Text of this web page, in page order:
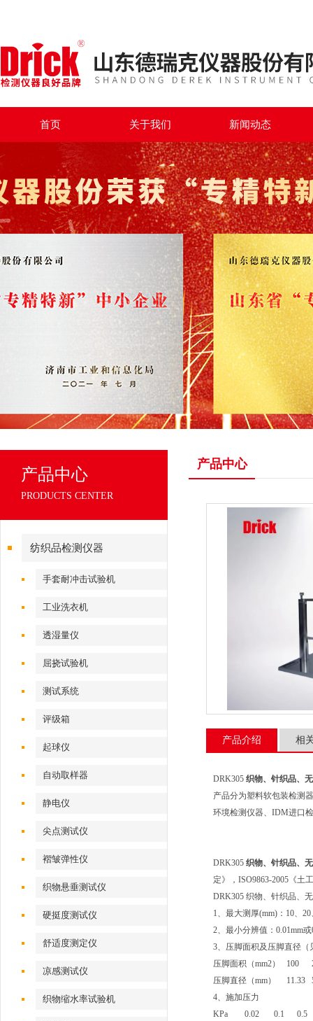
首页 关于我们 新闻动态
产品中心
PRODUCTS CENTER
纺织品检测仪器
手套耐冲击试验机
工业洗衣机
透湿量仪
屈挠试验机
测试系统
评级箱
起球仪
自动取样器
静电仪
尖点测试仪
褶皱弹性仪
织物悬垂测试仪
硬挺度测试仪
舒适度测定仪
凉感测试仪
织物缩水率试验机
产品中心
产品介绍 相
DRK305 织物、针织品、
产品分为塑料软包装检测
环境检测仪器、IDM进口
DRK305 织物、针织品、
定》，ISO9863-2005《
DRK305 织物、针织品、
1、最大测厚(mm)：10、
2、最小分辨值：0.01mm
3、压脚面积及压脚直径（
压脚面积（mm2） 100
压脚直径（mm）
4、施加压力
KPa 0.02 0.1